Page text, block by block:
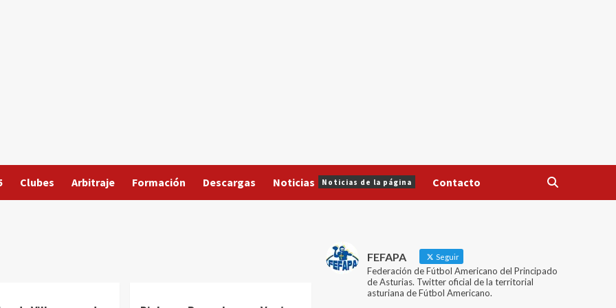
Clubes Arbitraje Formación Descargas Noticias Noticias de la página Contacto
FEFAPA Seguir
Federación de Fútbol Americano del Principado
de Asturias. Twitter oficial de la territorial
asturiana de Fútbol Americano.